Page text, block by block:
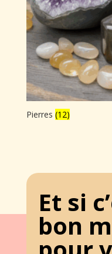
Pierres (12)
Et si
bon